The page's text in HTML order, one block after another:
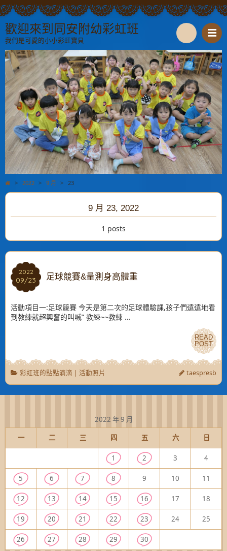
歡迎來到同安附幼彩虹班
我們是可愛的小小彩虹寶貝
S
e
a
r
c
h
> 2022 > 9 月 > 23
9 月 23, 2022
1 posts
2022
09/23
2022
09/23 足球競賽&量測身高體重
活動項目一:足球競賽 今天是第二次的足球體驗課,孩子們遠遠地看
到教練就超興奮的叫喊” 教練~~教練 …
READ
POST
READ
POST
彩虹班的點點滴滴 | 活動照片 taespresb
2022 年 9 月
一
二 三 四 五 六 日
1 2 3 4
5 6 7 8 9 10 11
12 13 14 15 16 17 18
19 20 21 22 23 24 25
26 27 28 29 30